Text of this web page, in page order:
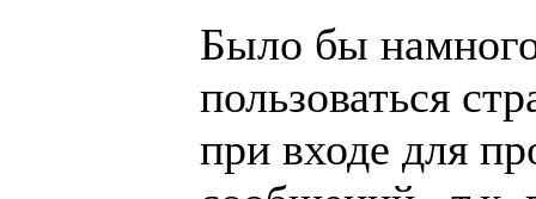
Было бы
пользоваться
при входе для